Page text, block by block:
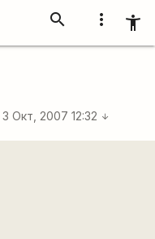
more_vert accessibility_new
search
3 Окт, 2007 12:32 arrow_downward